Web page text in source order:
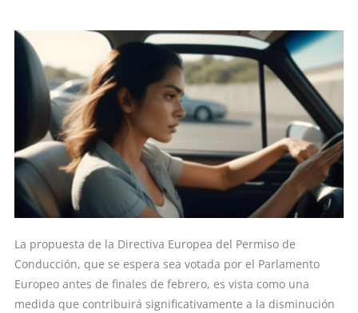
La propuesta de la Directiva Europea del Permiso de
Conducción, que se espera sea votada por el Parlamento
Europeo antes de finales de febrero, es vista como una
medida que contribuirá significativamente a la disminución